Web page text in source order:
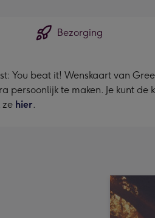
Bezorging
You beat it! Wenskaart van
persoonlijk te maken. Je kunt de
ze hier.